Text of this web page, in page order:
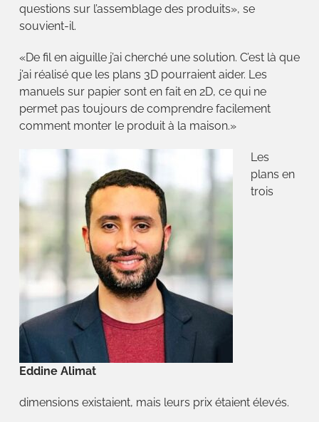
questions sur l’assemblage des produits», se
souvient-il.
«De fil en aiguille j’ai cherché une solution. C’est là que
j’ai réalisé que les plans 3D pourraient aider. Les
manuels sur papier sont en fait en 2D, ce qui ne
permet pas toujours de comprendre facilement
comment monter le produit à la maison.»
Eddine Alimat
Les
plans en
trois
dimensions existaient, mais leurs prix étaient élevés.